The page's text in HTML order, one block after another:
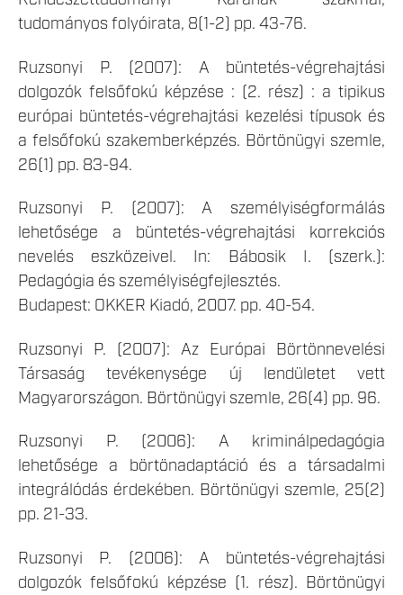
tudományos folyóirata, 8(1-2) pp. 43-76.
Ruzsonyi P. (2007): A büntetés-végrehajtási
dolgozók felsőfokú képzése : (2. rész) : a tipikus
európai büntetés-végrehajtási kezelési típusok és
a felsőfokú szakemberképzés. Börtönügyi szemle,
26(1) pp. 83-94.
Ruzsonyi P. (2007): A személyiségformálás
lehetősége a büntetés-végrehajtási korrekciós
nevelés eszközeivel. In: Bábosik I. (szerk.):
Pedagógia és személyiségfejlesztés.
Budapest: OKKER Kiadó, 2007. pp. 40-54.
Ruzsonyi P. (2007): Az Európai Börtönnevelési
Társaság tevékenysége új lendületet vett
Magyarországon. Börtönügyi szemle, 26(4) pp. 96.
Ruzsonyi P. (2006): A kriminálpedagógia
lehetősége a börtönadaptáció és a társadalmi
integrálódás érdekében. Börtönügyi szemle, 25(2)
pp. 21-33.
Ruzsonyi P. (2006): A büntetés-végrehajtási
dolgozók felsőfokú képzése (1. rész). Börtönügyi